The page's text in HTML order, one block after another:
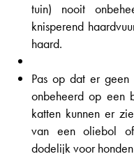
tuin) nooit
knisperend
haard.
Pas op dat er
onbeheerd op een
katten kunnen er
van een oliebol
dodelijk voor